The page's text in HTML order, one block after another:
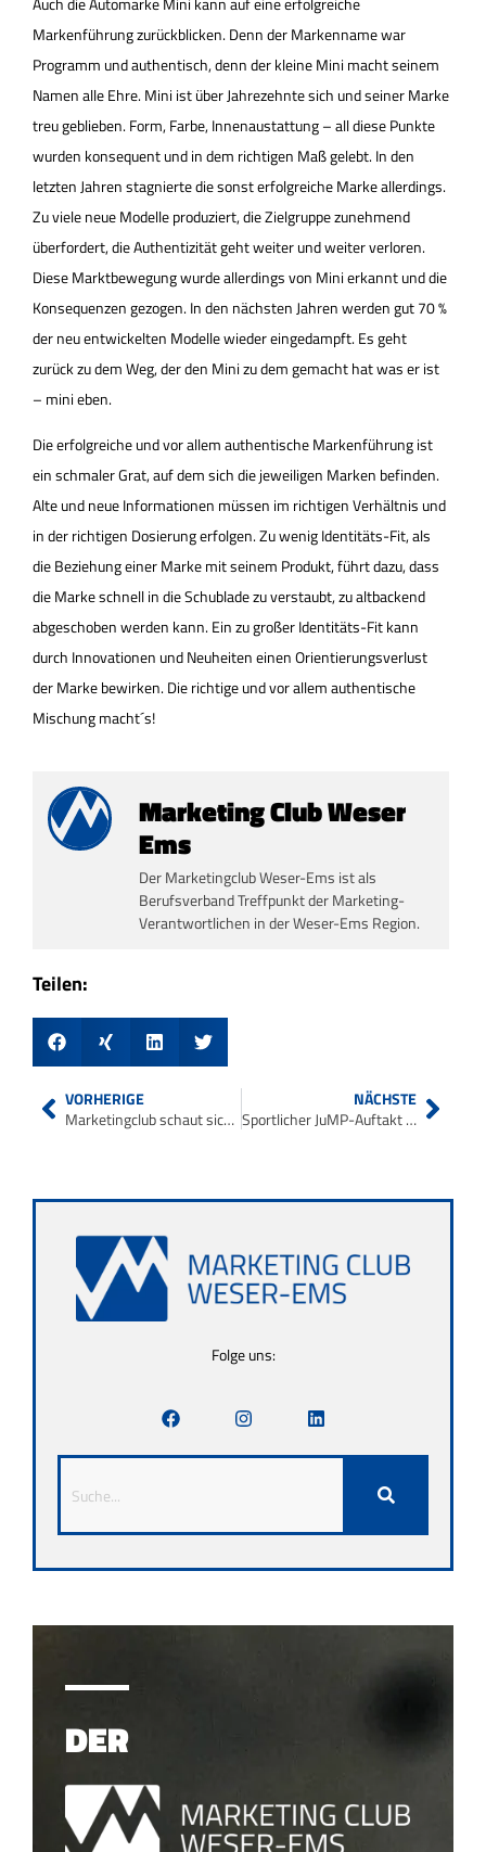
Markenführung zurückblicken. Denn der Markenname war
Programm und authentisch, denn der kleine Mini macht seinem
Namen alle Ehre. Mini ist über Jahrezehnte sich und seiner Marke
treu geblieben. Form, Farbe, Innenaustattung – all diese Punkte
wurden konsequent und in dem richtigen Maß gelebt. In den
letzten Jahren stagnierte die sonst erfolgreiche Marke allerdings.
Zu viele neue Modelle produziert, die Zielgruppe zunehmend
überfordert, die Authentizität geht weiter und weiter verloren.
Diese Marktbewegung wurde allerdings von Mini erkannt und die
Konsequenzen gezogen. In den nächsten Jahren werden gut 70 %
der neu entwickelten Modelle wieder eingedampft. Es geht
zurück zu dem Weg, der den Mini zu dem gemacht hat was er ist
– mini eben.
Die erfolgreiche und vor allem authentische Markenführung ist
ein schmaler Grat, auf dem sich die jeweiligen Marken befinden.
Alte und neue Informationen müssen im richtigen Verhältnis und
in der richtigen Dosierung erfolgen. Zu wenig Identitäts-Fit, als
die Beziehung einer Marke mit seinem Produkt, führt dazu, dass
die Marke schnell in die Schublade zu verstaubt, zu altbackend
abgeschoben werden kann. Ein zu großer Identitäts-Fit kann
durch Innovationen und Neuheiten einen Orientierungsverlust
der Marke bewirken. Die richtige und vor allem authentische
Mischung macht´s!
Marketing Club Weser
Ems
Der Marketingclub Weser-Ems ist als
Berufsverband Treffpunkt der Marketing-
Verantwortlichen in der Weser-Ems Region.
Teilen:
VORHERIGE
Marketingclub schaut sich die Besten an
NÄCHSTE
Sportlicher JuMP-Auftakt in der EWE ARENA
Folge uns:
DER